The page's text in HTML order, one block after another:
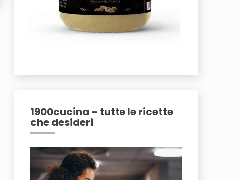
1900cucina – tutte le ricette
che desideri